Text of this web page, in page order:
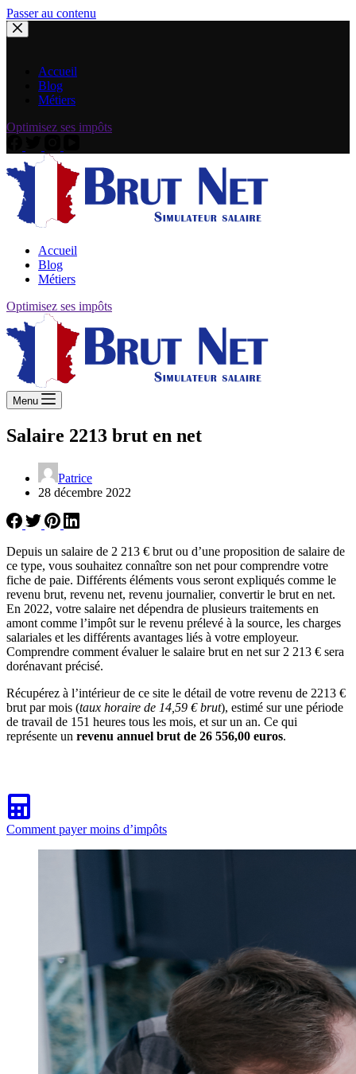
Passer au contenu
Accueil
Blog
Métiers
Optimisez ses impôts
Accueil
Blog
Métiers
Optimisez ses impôts
Menu
Salaire 2213 brut en net
Patrice
28 décembre 2022
Depuis un salaire de 2 213 € brut ou d’une proposition de salaire de
ce type, vous souhaitez connaître son net pour comprendre votre
fiche de paie. Différents éléments vous seront expliqués comme le
revenu brut, revenu net, revenu journalier, convertir le brut en net.
En 2022, votre salaire net dépendra de plusieurs traitements en
amont comme l’impôt sur le revenu prélevé à la source, les charges
salariales et les différents avantages liés à votre employeur.
Comprendre comment évaluer le salaire brut en net sur 2 213 € sera
dorénavant précisé.
Récupérez à l’intérieur de ce site le détail de votre revenu de 2213 €
brut par mois (taux horaire de 14,59 € brut), estimé sur une période
de travail de 151 heures tous les mois, et sur un an. Ce qui
représente un revenu annuel brut de 26 556,00 euros.
Comment payer moins d’impôts